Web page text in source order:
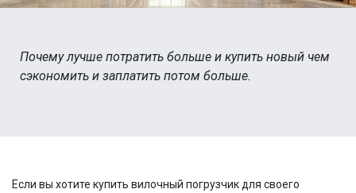
Почему лучше потратить больше и купить новый чем
сэкономить и заплатить потом больше.
Если вы хотите купить вилочный погрузчик для своего